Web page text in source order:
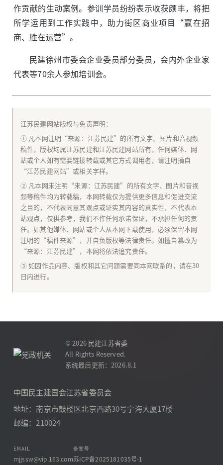
作贡献的生动案例。参训学员纷纷表示收获颇丰，将把
所学运用到工作实践中，助力街区商业项目“赢在招
商、胜在运营”。
民建徐州市委会企业委员部分委员，会内外企业家
代表等70余人参加培训会。
江苏民建网站版权与免责声明：
① 凡本网注明“来源：江苏民建”的所有文字、图片和音视频
稿件，版权均属江苏民建和江苏民建网站所有，任何媒体、网
站或个人如有需要链接转载或其它方式调用者，请注明摘自
“江苏民建网站”或相关字样。
② 凡本网未注明“来源：江苏民建”的所有文字、图片和音视
频等稿件均为转载稿，本网转载仅为提供更多信息和促进交流
之目的，不代表同意其观点或证实其内容的真实性，不代表本
站观点，仅供参考，我们不作任何承诺保证，不承担任何的责
任。如其他媒体、网站或个人从本网下载使用，必须保留本网
注明的“稿件来源”，并自负版权等法律责任。如擅自篡改为
“来源：江苏民建”，本网将依法追究责任。
③ 如因作品内容、版权和其它问题需要同本网联系的，请在30
日内进行。
© 2026 民建江苏省委
All Rights Reserved.
系统最后更新：2026.8.1
中国民主建国会江苏省委员会
地址：南京市鼓楼区北京西路30号宁海大厦17楼
邮编：210024
EMAIL
mjjssw@vip.163.com
备案号
苏ICP备2025181035号-1